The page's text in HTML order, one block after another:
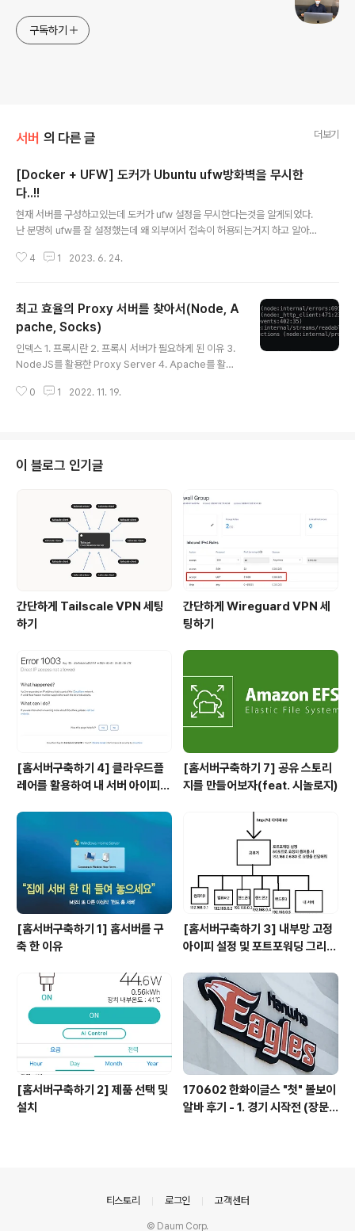
구독하기
서버 의 다른 글 더보기
[Docker + UFW] 도커가 Ubuntu ufw방화벽을 무시한
다..!!
현재 서버를 구성하고있는데 도커가 ufw 설정을 무시한다는것을 알게되었다.
난 분명히 ufw를 잘 설정했는데 왜 외부에서 접속이 허용되는거지 하고 알아보
등을 설정하기 위해 iptables를 직접 건드리기 때문이라고 한다. 이를 해결하
er: To fix the Docker and UFW security flaw without disabling ipta
bles To fix the Docker and UFW security flaw ..
4 1 2023. 6. 24.
최고 효율의 Proxy 서버를 찾아서(Node, A
pache, Socks)
인덱스 1. 프록시란 2. 프록시 서버가 필요하게 된 이유 3.
NodeJS를 활용한 Proxy Server 4. Apache를 활용
6. 스트레스 테스트 및 결과 프록시란 프록시(Proxy)는
고 일컫는다. 클라이언트와 Web서버의 중간에 위치하고
있어, 대신 통신을 받아 주는 것이 프록시 서버이다. 출처:
버가 필요 하게 된 이유 모사의 API를 이용하다 보니 문제
가 하나 있었다. ..
0 1 2022. 11. 19.
이 블로그 인기글
간단하게 Tailscale VPN 세팅
하기
간단하게 Wireguard VPN 세
팅하기
[홈서버구축하기 4] 클라우드플
레어를 활용하여 내 서버 아이피
[홈서버구축하기 7] 공유 스토리
지를 만들어보자(feat. 시놀로지)
[홈서버구축하기 1] 홈서버를 구
축 한 이유
[홈서버구축하기 3] 내부망 고정
아이피 설정 및 포트포워딩 그리고
[홈서버구축하기 2] 제품 선택 및
설치
170602 한화이글스 "첫" 볼보이
알바 후기 - 1. 경기 시작전 (장문
티스토리 로그인 고객센터
© Daum Corp.